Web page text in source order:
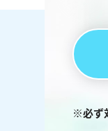
※必ず